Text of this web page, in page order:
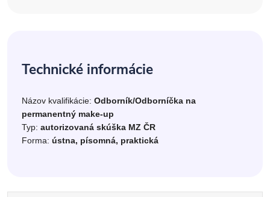
Technické informácie
Názov kvalifikácie: Odborník/Odborníčka na
permanentný make-up
Typ: autorizovaná skúška MZ ČR
Forma: ústna, písomná, praktická